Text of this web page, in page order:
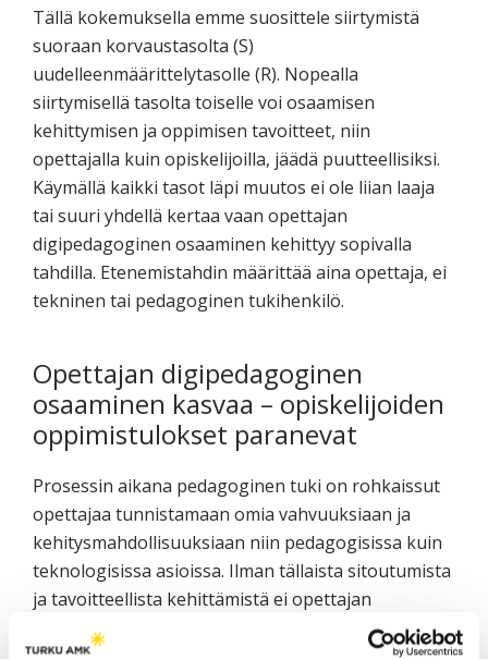
Tällä kokemuksella emme suosittele siirtymistä
suoraan korvaustasolta (S)
uudelleenmäärittelytasolle (R). Nopealla
siirtymisellä tasolta toiselle voi osaamisen
kehittymisen ja oppimisen tavoitteet, niin
opettajalla kuin opiskelijoilla, jäädä puutteellisiksi.
Käymällä kaikki tasot läpi muutos ei ole liian laaja
tai suuri yhdellä kertaa vaan opettajan
digipedagoginen osaaminen kehittyy sopivalla
tahdilla. Etenemistahdin määrittää aina opettaja, ei
tekninen tai pedagoginen tukihenkilö.
Opettajan digipedagoginen
osaaminen kasvaa – opiskelijoiden
oppimistulokset paranevat
Prosessin aikana pedagoginen tuki on rohkaissut
opettajaa tunnistamaan omia vahvuuksiaan ja
kehitysmahdollisuuksiaan niin pedagogisissa kuin
teknologisissa asioissa. Ilman tällaista sitoutumista
ja tavoitteellista kehittämistä ei opettajan
digipedagoginen osaaminen olisi kehittynyt siinä